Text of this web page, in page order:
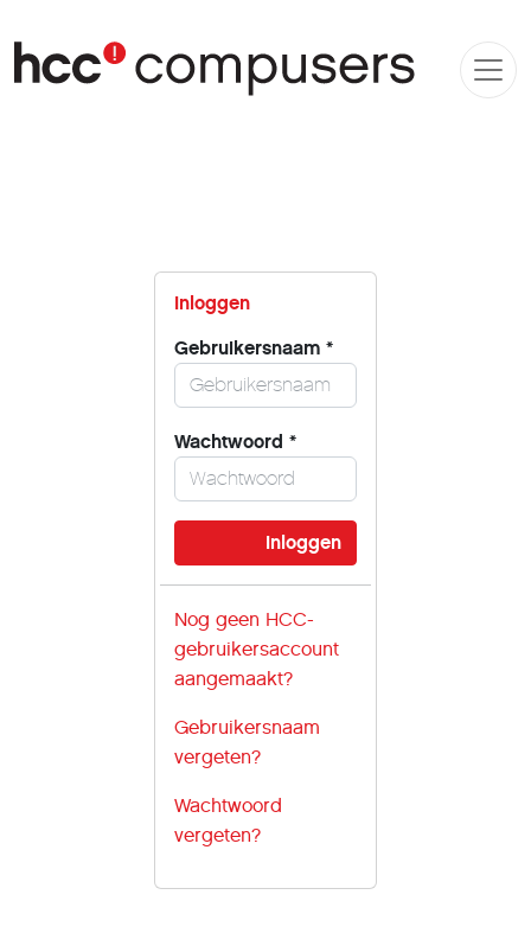
Inloggen
Gebruikersnaam *
Wachtwoord *
Nog geen HCC-
gebruikersaccount
aangemaakt?
Gebruikersnaam
vergeten?
Wachtwoord
vergeten?